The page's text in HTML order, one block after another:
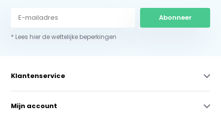
Abonneer
* Lees hier de wettelijke beperkingen
Klantenservice
Mijn account